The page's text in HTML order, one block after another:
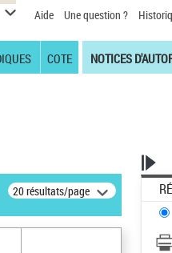
Aide Une question ?
COTE NOTICES
20 résultats/page